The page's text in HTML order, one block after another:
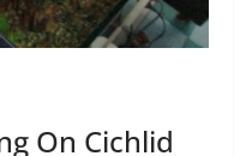
On Cichlid